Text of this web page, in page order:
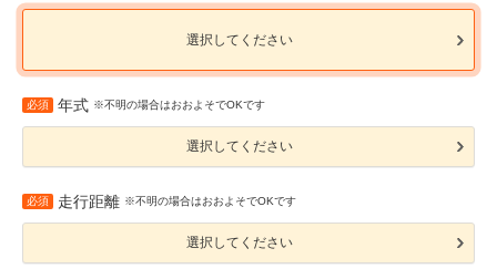
選択してください
必須 年式 ※不明の場合はおおよそでOKです
選択してください
必須 走行距離 ※不明の場合はおおよそでOKです
選択してください